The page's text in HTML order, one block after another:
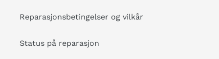
Reparasjonsbetingelser og vilkår
Status på reparasjon